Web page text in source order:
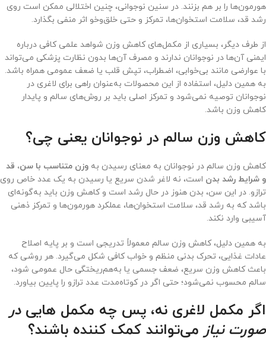
هورمون‌ها را بر هم بزنند. در سنین نوجوانی، چنین اختلالی ممکن است روی
رشد قد، سلامت استخوان‌ها، تمرکز و حتی خلق‌وخو اثر منفی بگذارد.
از طرف دیگر، بسیاری از مکمل‌های کاهش وزن شواهد علمی کافی درباره
ایمنی آن‌ها در نوجوانان ندارند و مصرف آن‌ها بدون نظارت پزشکی می‌تواند
با عوارضی مانند بی‌خوابی، اضطراب، تپش قلب یا ضعف عمومی همراه باشد.
به همین دلیل، استفاده از این محصولات به‌عنوان راهی برای لاغری در
نوجوانان توصیه نمی‌شود و تمرکز اصلی باید بر روش‌های سالم و پایدار
کاهش وزن باشد.
کاهش وزن سالم در نوجوانان یعنی چی؟
کاهش وزن سالم در نوجوانان به معنای رسیدن به وزن متناسب با سن، قد
و شرایط رشد بدن است، نه لاغر شدن سریع یا رسیدن به یک عدد خاص روی
ترازو. در این سن، بدن هنوز در حال رشد است و کاهش وزن باید به‌گونه‌ای
باشد که به رشد قد، سلامت استخوان‌ها، عملکرد هورمون‌ها و تمرکز ذهنی
آسیبی وارد نکند.
به همین دلیل، کاهش وزن سالم معمولاً تدریجی است و بر پایه اصلاح
عادات غذایی، تحرک بدنی منظم و خواب کافی شکل می‌گیرد. هر روشی که
باعث کاهش وزن سریع، ضعف جسمی یا به‌هم‌ریختگی حال عمومی شود،
سالم محسوب نمی‌شود؛ حتی اگر در کوتاه‌مدت عدد ترازو را پایین بیاورد.
اگر مکمل لاغری نه، پس چه مکمل هاییدر
صورت نیازمی‌توانند کمک کننده باشند؟